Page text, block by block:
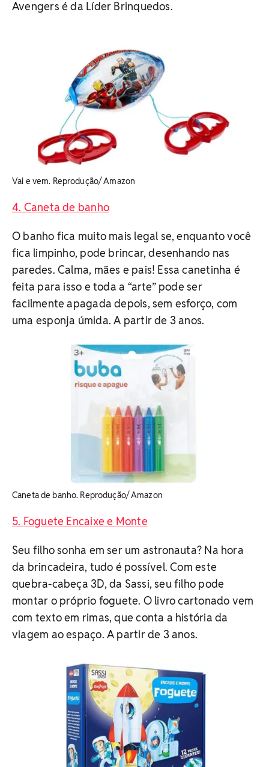
Avengers é da Líder Brinquedos.
Vai e vem. Reprodução/ Amazon
4. Caneta de banho
O banho fica muito mais legal se, enquanto você
fica limpinho, pode brincar, desenhando nas
paredes. Calma, mães e pais! Essa canetinha é
feita para isso e toda a “arte” pode ser
facilmente apagada depois, sem esforço, com
uma esponja úmida. A partir de 3 anos.
Caneta de banho. Reprodução/ Amazon
5. Foguete Encaixe e Monte
Seu filho sonha em ser um astronauta? Na hora
da brincadeira, tudo é possível. Com este
quebra-cabeça 3D, da Sassi, seu filho pode
montar o próprio foguete. O livro cartonado vem
com texto em rimas, que conta a história da
viagem ao espaço. A partir de 3 anos.